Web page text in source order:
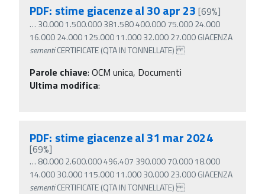
PDF: stime giacenze al 30 apr 23 [69%]
… 30.000 1.500.000 381.580 400.000 75.000 24.000
16.000 24.000 125.000 11.000 32.000 27.000 GIACENZA
sementiCERTIFICATE (QTA IN TONNELLATE)
Parole chiave: OCM unica, Documenti
Ultima modifica:
PDF: stime giacenze al 31 mar 2024
[69%]
… 80.000 2.600.000 496.407 390.000 70.000 18.000
14.000 30.000 115.000 11.000 30.000 23.000 GIACENZA
sementiCERTIFICATE (QTA IN TONNELLATE)